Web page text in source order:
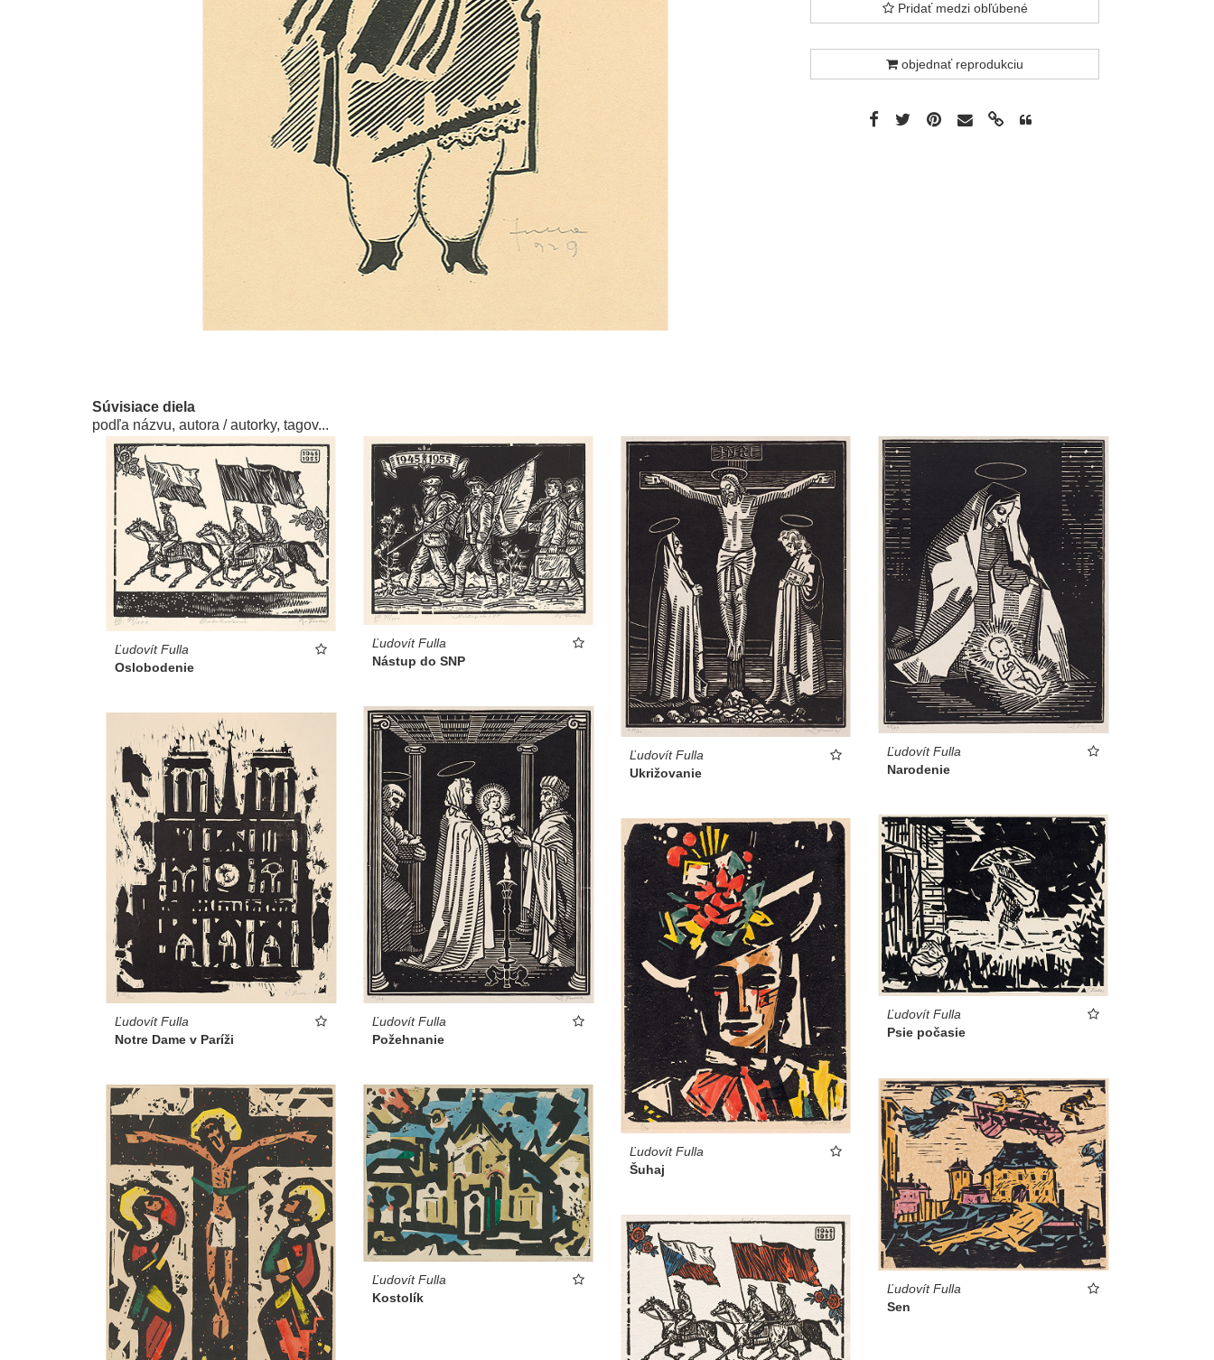
Pridať medzi obľúbené
objednať reprodukciu
Súvisiace diela
podľa názvu, autora / autorky, tagov...
Ľudovít Fulla
Oslobodenie
Ľudovít Fulla
Nástup do SNP
Ľudovít Fulla
Ukrižovanie
Ľudovít Fulla
Narodenie
Ľudovít Fulla
Požehnanie
Ľudovít Fulla
Notre Dame v Paríži
Ľudovít Fulla
Psie počasie
Ľudovít Fulla
Šuhaj
Ľudovít Fulla
Sen
Ľudovít Fulla
Kostolík